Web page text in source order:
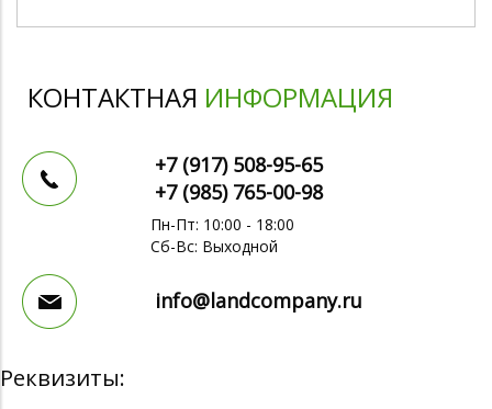
КОНТАКТНАЯ ИНФОРМАЦИЯ
+7 (917) 508-95-65
+7 (985) 765-00-98
Пн-Пт: 10:00 - 18:00
Сб-Вс: Выходной
info@landcompany.ru
Реквизиты: